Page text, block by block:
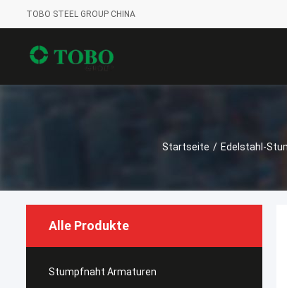
TOBO STEEL GROUP CHINA
Startseite / Edelstahl-
Alle Produkte
Stumpfnaht Armaturen